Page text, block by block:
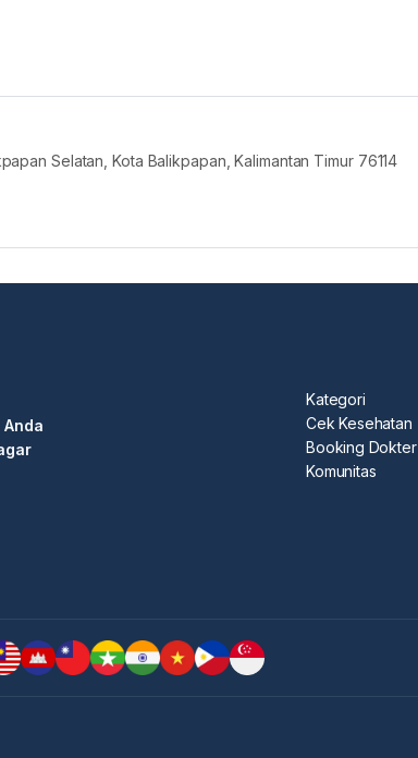
Selatan, Kota Balikpapan, Kalimantan Timur 76114
Kategori
Cek Kesehatan
Booking Dokter
Komunitas